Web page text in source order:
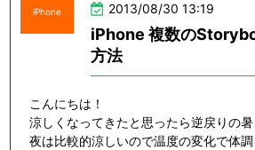
iPhone 2013/08/30 13:19
iPhone 複数の
方法
こんにちは！
涼しくなってきたと思ったら逆戻りの暑
夜は比較的涼しいので温度の変化で体